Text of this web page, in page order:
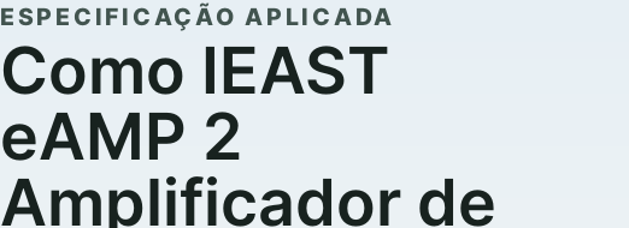
ESPECIFICAÇÃO APLICADA
Como IEAST
eAMP 2
Amplificador de